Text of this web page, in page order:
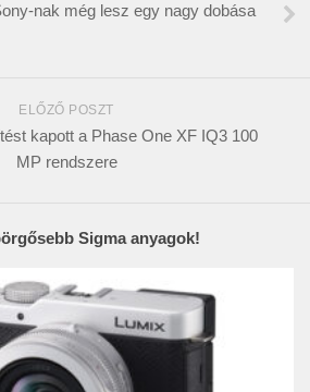
nak még lesz egy nagy dobása
ELŐZŐ POSZT
kapott a Phase One XF IQ3 100
MP rendszere
Sigma anyagok!